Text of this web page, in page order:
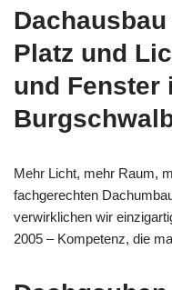
Platz und
und Fenster
Mehr Licht, mehr Raum,
fachgerechten
verwirklichen wir
2005 – Kompetenz, die